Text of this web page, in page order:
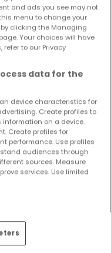
and ads you see may not
menu to change your
clicking the Managing
Your choices will have
refer to our Privacy
data for the
device characteristics for
Create profiles to
on a device.
Create profiles for
performance. Use profiles
audiences through
sources. Measure
services. Use limited